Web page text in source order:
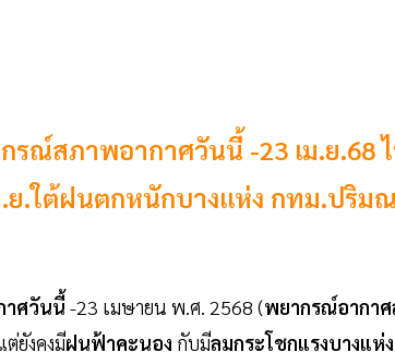
ณ์สภาพอากาศวันนี้ -23 เม.ย.68
.ย.ใต้ฝนตกหนักบางแห่ง กทม.ปริ
าศวันนี้ -23 เมษายน พ.ศ. 2568 (พยากรณ์อากา
ต่ยังคงมีฝนฟ้าคะนอง กับมีลมกระโชกแรงบางแห่ง